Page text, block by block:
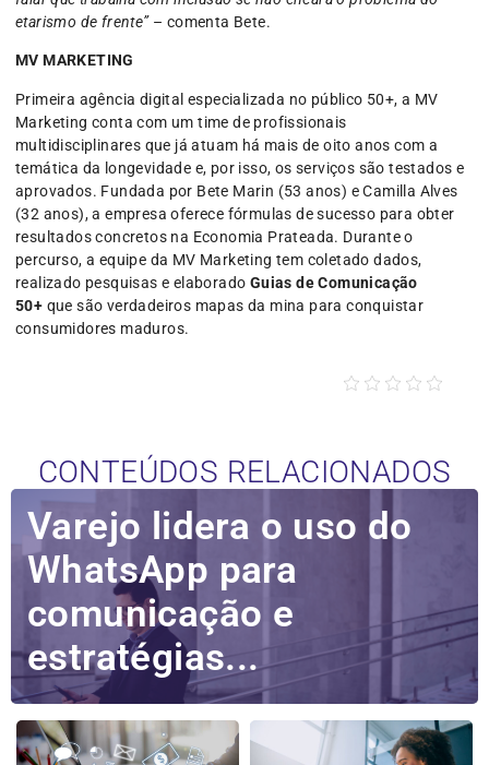
etarismo de frente”– comenta Bete.
MV MARKETING
Primeira agência digital especializada no público 50+, a MV
Marketing conta com um time de profissionais
multidisciplinares que já atuam há mais de oito anos com a
temática da longevidade e, por isso, os serviços são testados e
aprovados. Fundada por Bete Marin (53 anos) e Camilla Alves
(32 anos), a empresa oferece fórmulas de sucesso para obter
resultados concretos na Economia Prateada. Durante o
percurso, a equipe da MV Marketing tem coletado dados,
realizado pesquisas e elaborado Guias de Comunicação
50+ que são verdadeiros mapas da mina para conquistar
consumidores maduros.
CONTEÚDOS RELACIONADOS
Varejo lidera o uso do
WhatsApp para
comunicação e
estratégias...